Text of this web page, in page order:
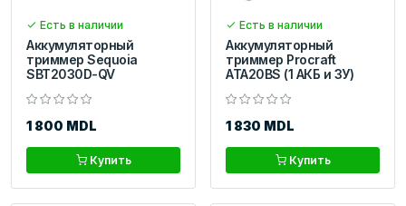
Есть в наличии
Аккумуляторный
триммер Sequoia
SBT2030D-QV
1 800 MDL
Купить
Есть в наличии
Аккумуляторный
триммер Procraft
ATA20BS (1 АКБ и ЗУ)
1 830 MDL
Купить